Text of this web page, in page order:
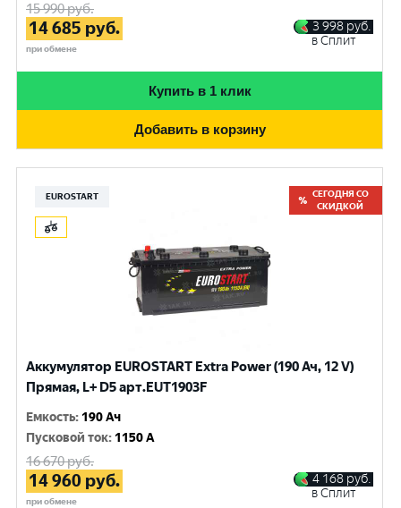
15 990руб.
14 685 руб.
при обмене
3 998 руб.
в Сплит
Купить в 1 клик
Добавить в корзину
EUROSTART
СЕГОДНЯ СО
СКИДКОЙ
Аккумулятор EUROSTART Extra Power (190 Ач, 12 V)
Прямая, L+ D5 арт.EUT1903F
Емкость: 190 Ач
Пусковой ток: 1150 A
16 670руб.
14 960 руб.
при обмене
4 168 руб.
в Сплит